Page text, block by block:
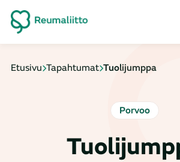
Etusivu Tapahtumat Tuolijumppa
Porvoo